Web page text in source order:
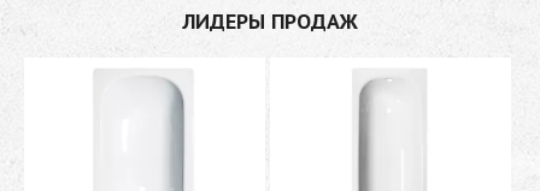
ЛИДЕРЫ ПРОДАЖ